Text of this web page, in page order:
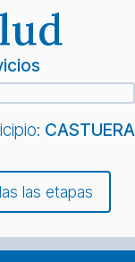
CASTUERA
las etapas